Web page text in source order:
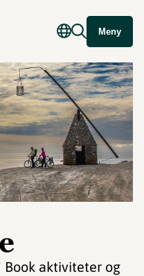
Meny
Book aktiviteter og